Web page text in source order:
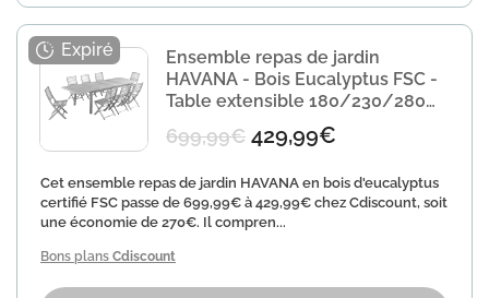
Ensemble repas de jardin
HAVANA - Bois Eucalyptus FSC -
Table extensible 180/230/280
699,99€ 429,99€
Cet ensemble repas de jardin HAVANA en bois d'eucalyptus
certifié FSC passe de 699,99€ à 429,99€ chez Cdiscount, soit
une économie de 270€. Il compren...
Bons plans Cdiscount